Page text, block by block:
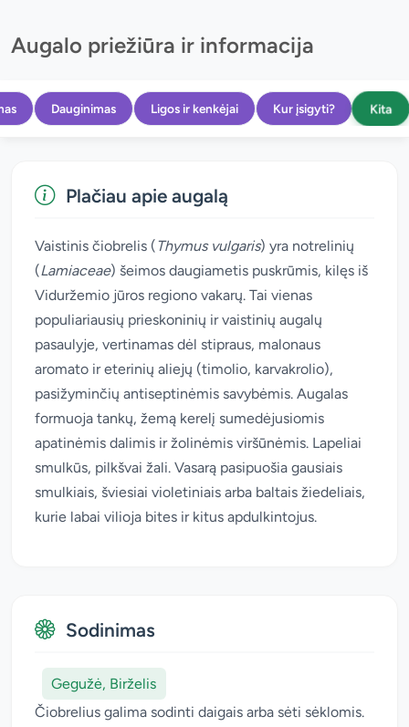
Augalo priežiūra ir informacija
Dauginimas Ligos ir kenkėjai Kur įsigyti? Kita
Plačiau apie augalą
Vaistinis čiobrelis (Thymus vulgaris) yra notrelinių
(Lamiaceae) šeimos daugiametis puskrūmis, kilęs iš
Viduržemio jūros regiono vakarų. Tai vienas
populiariausių prieskoninių ir vaistinių augalų
pasaulyje, vertinamas dėl stipraus, malonaus
aromato ir eterinių aliejų (timolio, karvakrolio),
pasižyminčių antiseptinėmis savybėmis. Augalas
formuoja tankų, žemą kerelį sumedėjusiomis
apatinėmis dalimis ir žolinėmis viršūnėmis. Lapeliai
smulkūs, pilkšvai žali. Vasarą pasipuošia gausiais
smulkiais, šviesiai violetiniais arba baltais žiedeliais,
kurie labai vilioja bites ir kitus apdulkintojus.
Sodinimas
Gegužė, Birželis
Čiobrelius galima sodinti daigais arba sėti sėklomis.